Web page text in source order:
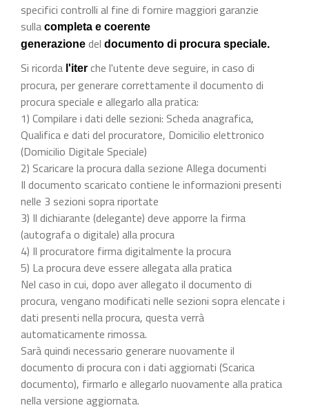
specifici controlli al fine di fornire maggiori garanzie
sulla completa e coerente
generazione del documento di procura speciale.
Si ricorda l'iter che l'utente deve seguire, in caso di
procura, per generare correttamente il documento di
procura speciale e allegarlo alla pratica:
1) Compilare i dati delle sezioni: Scheda anagrafica,
Qualifica e dati del procuratore, Domicilio elettronico
(Domicilio Digitale Speciale)
2) Scaricare la procura dalla sezione Allega documenti
Il documento scaricato contiene le informazioni presenti
nelle 3 sezioni sopra riportate
3) Il dichiarante (delegante) deve apporre la firma
(autografa o digitale) alla procura
4) Il procuratore firma digitalmente la procura
5) La procura deve essere allegata alla pratica
Nel caso in cui, dopo aver allegato il documento di
procura, vengano modificati nelle sezioni sopra elencate i
dati presenti nella procura, questa verrà
automaticamente rimossa.
Sarà quindi necessario generare nuovamente il
documento di procura con i dati aggiornati (Scarica
documento), firmarlo e allegarlo nuovamente alla pratica
nella versione aggiornata.